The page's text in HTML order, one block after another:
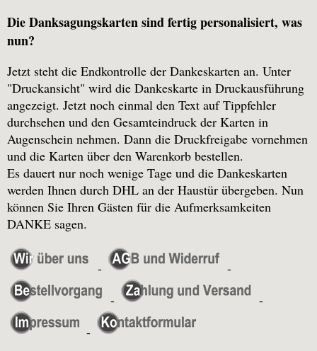
Die Danksagungskarten sind fertig personalisiert, was
nun?
Jetzt steht die Endkontrolle der Dankeskarten an. Unter
"Druckansicht" wird die Dankeskarte in Druckausführung
angezeigt. Jetzt noch einmal den Text auf Tippfehler
durchsehen und den Gesamteindruck der Karten in
Augenschein nehmen. Dann die Druckfreigabe vornehmen
und die Karten über den Warenkorb bestellen.
Es dauert nur noch wenige Tage und die Dankeskarten
werden Ihnen durch DHL an der Haustür übergeben. Nun
können Sie Ihren Gästen für die Aufmerksamkeiten
DANKE sagen.
-
-
-
-
-